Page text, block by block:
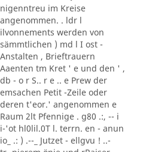
nigenntreu im Kreise
angenommen. . ldr l
ilvonnements werden von
sämmtlichen ) md l I ost -
Anstalten , Brieftrauern
Aaenten tm Kret ' e und den ' ,
db - o r S.. r e .. e Prew der
emsachen Petit -Zeile oder
deren t'eor.' angenommen e
Raum 2lt Pfennige . g80 .:, -- i
i-'ot hl0lil.0T l. terrn. en - anun
io_ .: ) .--_ Jutzet - ellgvu ! ..-